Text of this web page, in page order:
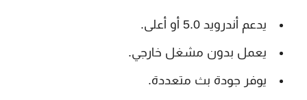
يدعم أندرويد 5.0 أو أعلى.
يعمل بدون مشغل خارجي.
يوفر جودة بث متعددة.